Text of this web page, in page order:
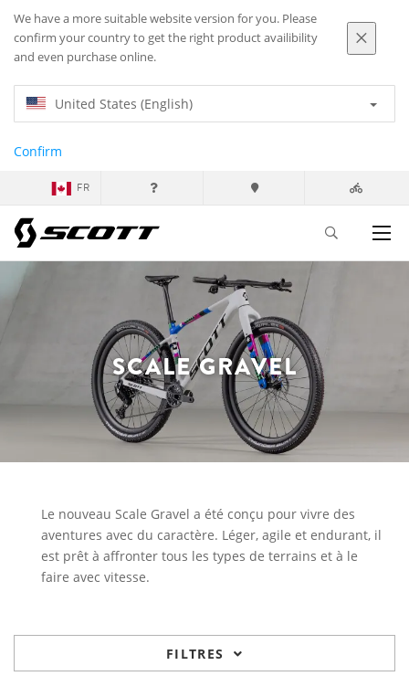
We have a more suitable website version for you. Please
confirm your country to get the right product availibility
and even purchase online.
United States (English)
Confirm
FR
SCALE GRAVEL
Le nouveau Scale Gravel a été conçu pour vivre des
aventures avec du caractère. Léger, agile et endurant, il
est prêt à affronter tous les types de terrains et à le
faire avec vitesse.
FILTRES